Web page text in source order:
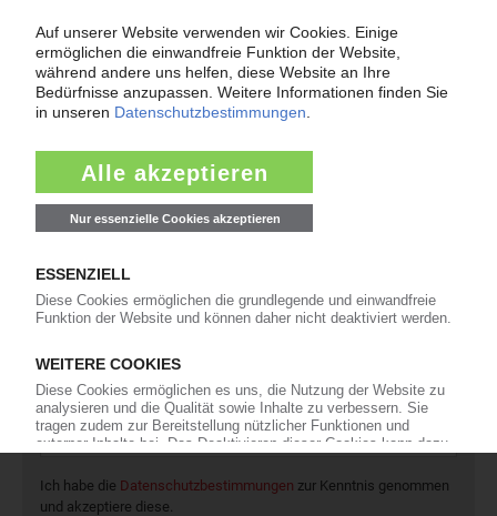
16
In eigener Sache
Newsletter
Die wichtigsten Nachrichten und Neuigkeiten aus der
Kunststoffbranche – jeden Tag brandaktuell!
Ich habe die Datenschutzbestimmungen zur Kenntnis genommen
und akzeptiere diese.